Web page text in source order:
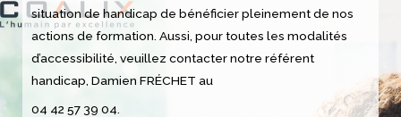
situation de handicap de bénéficier pleinement de nos
actions de formation. Aussi, pour toutes les modalités
d’accessibilité, veuillez contacter notre référent
handicap, Damien FRÉCHET au
04 42 57 39 04.